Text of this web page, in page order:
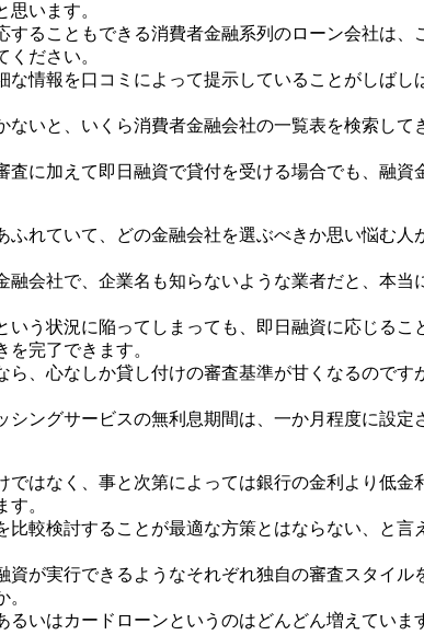
います。
ることもできる消費者金融系列のローン会社は
ださい。
な情報を口コミによって提示していることがしば
ないと、いくら消費者金融会社の一覧表を検索し
査に加えて即日融資で貸付を受ける場合でも、融
れていて、どの金融会社を選ぶべきか思い悩む
融会社で、企業名も知らないような業者だと、本
いう状況に陥ってしまっても、即日融資に応じる
完了できます。
ら、心なしか貸し付けの審査基準が甘くなるので
シングサービスの無利息期間は、一か月程度に設
ではなく、事と次第によっては銀行の金利より低
。
比較検討することが最適な方策とはならない、と
資が実行できるようなそれぞれ独自の審査スタイ
いはカードローンというのはどんどん増えてい